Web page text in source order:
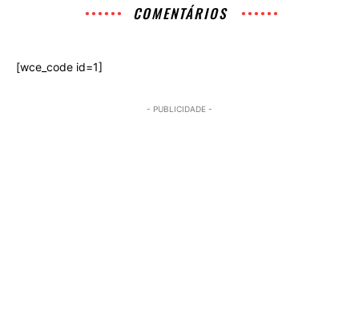
COMENTÁRIOS
[wce_code id=1]
- PUBLICIDADE -